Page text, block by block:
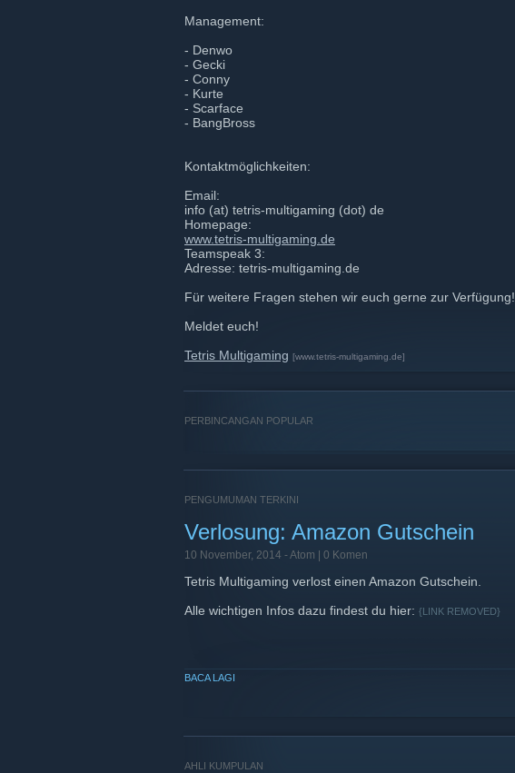
Management:
- Denwo
- Gecki
- Conny
- Kurte
- Scarface
- BangBross
Kontaktmöglichkeiten:
Email:
info (at) tetris-multigaming (dot) de
Homepage:
www.tetris-multigaming.de
Teamspeak 3:
Adresse: tetris-multigaming.de
Für weitere Fragen stehen wir euch gerne zur Verfügung!
Meldet euch!
Tetris Multigaming [www.tetris-multigaming.de]
PERBINCANGAN POPULAR
PENGUMUMAN TERKINI
Verlosung: Amazon Gutschein
10 November, 2014 -Atom | 0 Komen
Tetris Multigaming verlost einen Amazon Gutschein.
Alle wichtigen Infos dazu findest du hier: {LINK REMOVED}
BACA LAGI
AHLI KUMPULAN